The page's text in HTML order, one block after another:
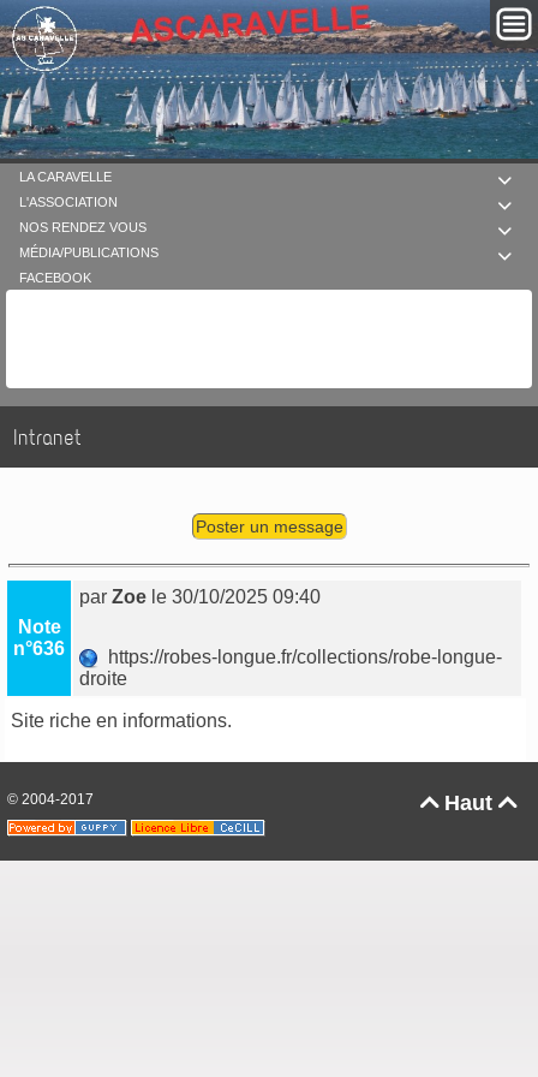

LA CARAVELLE

L'ASSOCIATION

NOS RENDEZ VOUS

MÉDIA/PUBLICATIONS
FACEBOOK
Intranet
Poster un message
Note
n°636
parZoe le 30/10/2025 09:40
https://robes-longue.fr/collections/robe-longue-
droite
Site riche en informations.
Haut 
© 2004-2017